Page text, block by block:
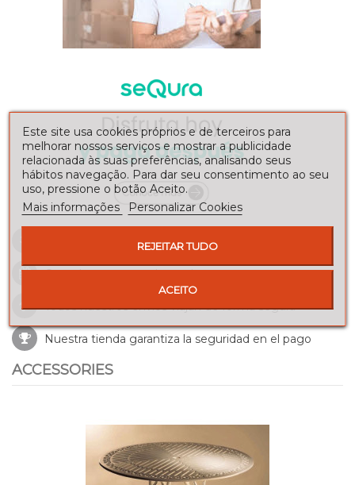
Envíos a toda la península
Consulte nuestrosplazos de entrega
Todos nuestros envios viajan de forma segura
Nuestra tienda garantiza la seguridad en el pago
ACCESSORIES
Este site usa cookies próprios e de terceiros para
melhorar nossos serviços e mostrar a publicidade
relacionada às suas preferências, analisando seus
hábitos navegação. Para dar seu consentimento ao seu
uso, pressione o botão Aceito.
Mais informações
Personalizar Cookies
REJEITAR TUDO
ACEITO